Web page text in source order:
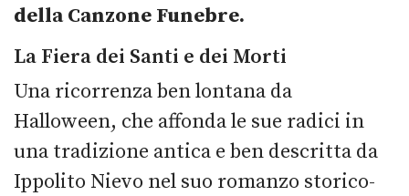
della Canzone Funebre.
La Fiera dei Santi e dei Morti
Una ricorrenzaben lontana da
Halloween, che affonda le sue radici in
una tradizione antica e ben descritta da
Ippolito Nievo nel suo romanzo storico-